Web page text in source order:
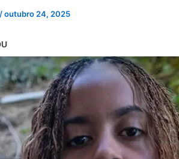
/outubro 24, 2025